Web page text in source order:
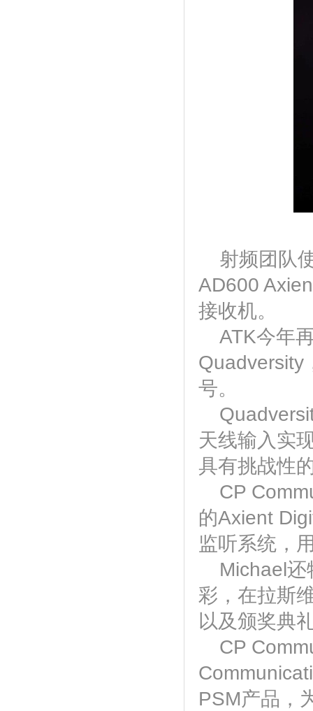
射频团队
AD600
接收机。
ATK今年
Quadversity
号。
天线输入实
具有挑战性
CP
的Axient
监听系统，
Michael
彩，在拉斯
以及颁奖典
CP
PSM产品，